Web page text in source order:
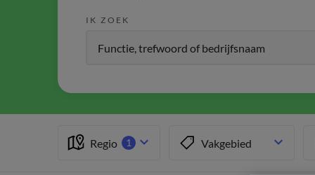
IK ZOEK
Regio 1 Vakgebied